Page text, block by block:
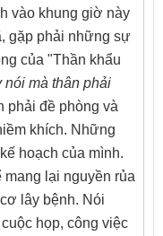
vào khung giờ này
gặp phải những sự
của "Thần khẩu
nói mà thân phải
phải đề phòng và
khích. Những
hoạch của mình.
lại nguyền rủa
lây bệnh. Nói
họp, công việc